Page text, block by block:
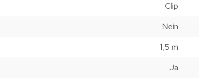
Clip
Nein
1,5 m
Ja